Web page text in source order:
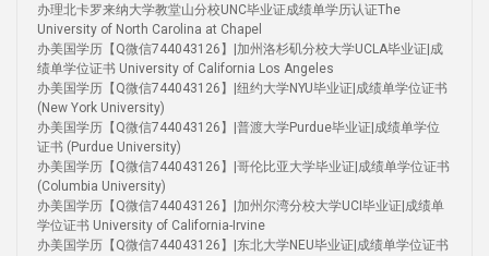
办理北卡罗来纳大学教堂山分校UNC毕业证成绩单学历认证The
University of North Carolina at Chapel
办美国学历【Q微信744043126】|加州洛杉矶分校大学UCLA毕业证|成
绩单学位证书 University of California Los Angeles
办美国学历【Q微信744043126】|纽约大学NYU毕业证|成绩单学位证书
(New York University)
办美国学历【Q微信744043126】|普渡大学Purdue毕业证|成绩单学位
证书 (Purdue University)
办美国学历【Q微信744043126】|哥伦比亚大学毕业证|成绩单学位证书
(Columbia University)
办美国学历【Q微信744043126】|加州尔湾分校大学UCI毕业证|成绩单
学位证书 University of California-Irvine
办美国学历【Q微信744043126】|东北大学NEU毕业证|成绩单学位证书